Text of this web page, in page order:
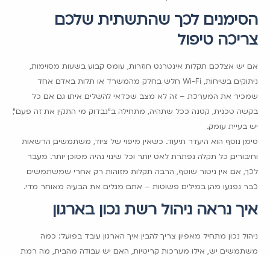
הסימנים לכך שהתשתית שלכם
צריכה טיפול
אם יש אצלכם תקלות אינטרנט חוזרות, עומס קבוע בשעות מסוימות,
ניתוקים בשיחות, Wi-Fi חלש בחלק מהמשרד או תלות באדם אחד
שמכיר את המערכת – זה לא מצב שכדאי להשלים איתו. גם אם כל
בקשה טכנית, קטנה ככל שתהיה, מתחילה ב"נבדוק מי התקין את זה פעם",
יש בעיית עומק.
סימן נוסף הוא היעדר תיעוד. כשאין מיפוי של ציוד, משתמשים, הרשאות
וחיבורים, כל תקלה נפתרת לאט יותר וכל שינוי נהיה מסוכן יותר. מעבר
לכך, אם אין ניטור שוטף, הרבה תקלות מזוהות רק אחרי שמשתמשים
כבר נפגעו מהן. במילים פשוטות – אתם מגלים את הבעיה מאוחר מדי.
איך נראה ניהול רשת נכון בארגון
ניהול נכון מתחיל מאפיון. צריך להבין איך הארגון עובד בפועל: כמה
משתמשים יש, אילו מערכות קריטיות, האם יש עבודה מהבית, מה רמת